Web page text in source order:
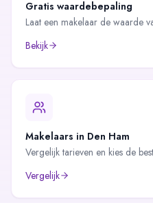
Gratis waardebepaling
Laat een makelaar de waarde
Bekijk
Makelaars in Den Ham
Vergelijk tarieven en kies de
Vergelijk